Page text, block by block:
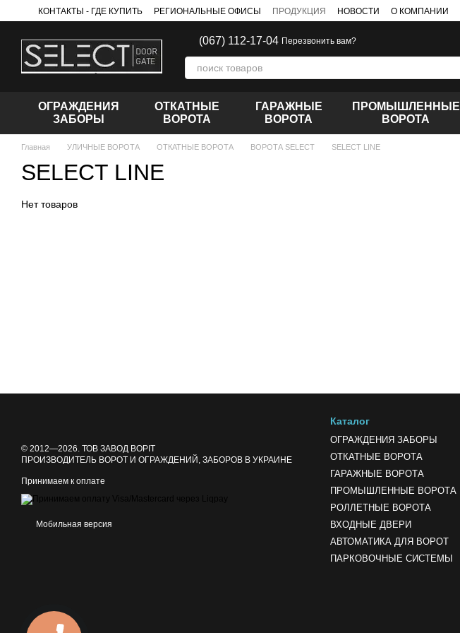
Перейти к основному контенту
КОНТАКТЫ - ГДЕ КУПИТЬ РЕГИОНАЛЬНЫЕ ОФИСЫ ПРОДУКЦИЯ НОВОСТИ О КОМПАНИИ
(067) 112-17-04 Перезвонить вам?
ОГРАЖДЕНИЯ
ЗАБОРЫ
ОТКАТНЫЕ
ВОРОТА
ГАРАЖНЫЕ
ВОРОТА
ПРОМЫШЛЕННЫЕ
ВОРОТА
Главная УЛИЧНЫЕ ВОРОТА ОТКАТНЫЕ ВОРОТА ВОРОТА SELECT SELECT LINE
SELECT LINE
Нет товаров
© 2012—2026. ТОВ ЗАВОД ВОРІТ
ПРОИЗВОДИТЕЛЬ ВОРОТ И ОГРАЖДЕНИЙ, ЗАБОРОВ В УКРАИНЕ
Принимаем к оплате
Мобильная версия
Каталог
ОГРАЖДЕНИЯ ЗАБОРЫ
ОТКАТНЫЕ ВОРОТА
ГАРАЖНЫЕ ВОРОТА
ПРОМЫШЛЕННЫЕ ВОРОТА
РОЛЛЕТНЫЕ ВОРОТА
ВХОДНЫЕ ДВЕРИ
АВТОМАТИКА ДЛЯ ВОРОТ
ПАРКОВОЧНЫЕ СИСТЕМЫ